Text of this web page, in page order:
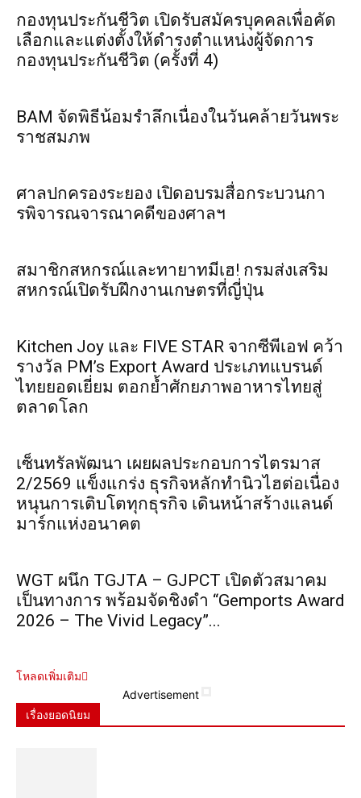
กองทุนประกันชีวิต เปิดรับสมัครบุคคลเพื่อคัด
เลือกและแต่งตั้งให้ดำรงตำแหน่งผู้จัดการ
กองทุนประกันชีวิต (ครั้งที่ 4)
BAM จัดพิธีน้อมรำลึกเนื่องในวันคล้ายวันพระ
ราชสมภพ
ศาลปกครองระยอง เปิดอบรมสื่อกระบวนกา
รพิจารณจารณาคดีของศาลฯ
สมาชิกสหกรณ์และทายาทมีเฮ! กรมส่งเสริม
สหกรณ์เปิดรับฝึกงานเกษตรที่ญี่ปุ่น
Kitchen Joy และ FIVE STAR จากซีพีเอฟ คว้า
รางวัล PM’s Export Award ประเภทแบรนด์
ไทยยอดเยี่ยม ตอกย้ำศักยภาพอาหารไทยสู่
ตลาดโลก
เซ็นทรัลพัฒนา เผยผลประกอบการไตรมาส
2/2569 แข็งแกร่ง ธุรกิจหลักทำนิวไฮต่อเนื่อง
หนุนการเติบโตทุกธุรกิจ เดินหน้าสร้างแลนด์
มาร์กแห่งอนาคต
WGT ผนึก TGJTA – GJPCT เปิดตัวสมาคม
เป็นทางการ พร้อมจัดชิงดำ “Gemports Award
2026 – The Vivid Legacy”...
โหลดเพิ่มเติม
Advertisement
เรื่องยอดนิยม